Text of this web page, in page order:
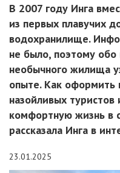
В 2007 году Инга
из первых плавучих
водохранилище.
не было, поэтому обо
необычного жилища
опыте. Как оформить
назойливых туристов
комфортную жизнь в
рассказала Инга в
23.01.2025